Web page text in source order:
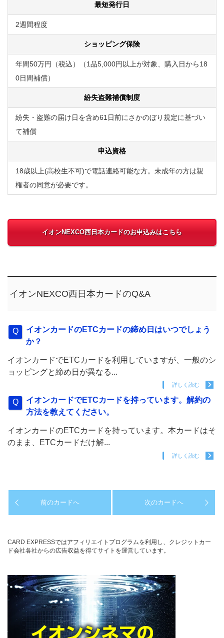
最短発行日
2週間程度
ショッピング保険
年間50万円（税込）（1品5,000円以上が対象、購入日から18
0日間補償）
紛失盗難補償制度
紛失・盗難の届け日を含め61日前にさかのぼり規定に基づい
て補償
申込資格
18歳以上(高校生不可)で電話連絡可能な方。未成年の方は親
権者の同意が必要です。
イオンNEXCO西日本カードのお申込みはこちら
イオンNEXCO西日本カードのQ&A
イオンカードのETCカードの締め日はいつでしょう
か？
イオンカードでETCカードを利用していますが、一般のシ
ョッピングと締め日が異なる...
詳しく読む
イオンカードでETCカードを持っています。解約の
方法を教えてください。
イオンカードのETCカードを持っています。本カードはそ
のまま、ETCカードだけ解...
詳しく読む
前のカードへ 次のカードへ
CARD EXPRESSではアフィリエイトプログラムを利用し、クレジットカー
ド会社各社からの広告収益を得てサイトを運営しています。